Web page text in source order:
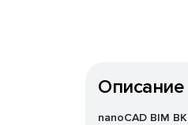
Описание
nanoCAD BIM ВК